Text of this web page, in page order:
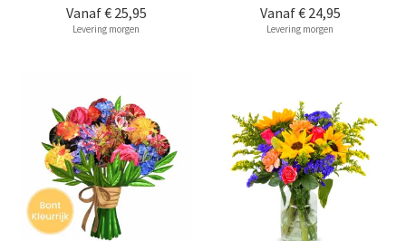
Vanaf€ 25,95
Levering morgen
Vanaf€ 24,95
Levering morgen